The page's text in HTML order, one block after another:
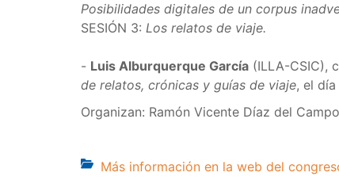
Posibilidades digitales de un corpus
SESIÓN 3: Los relatos de viaje.
- Luis Alburquerque García (ILLA-CSIC),
de relatos, crónicas y guías de viaje, el
Organizan: Ramón Vicente Díaz del
Más información en la web del